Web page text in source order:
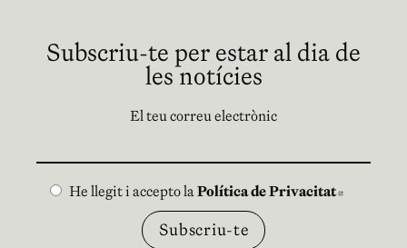
Subscriu-te per estar al dia de
les notícies
El teu correu electrònic
He llegit i accepto laPolítica de Privacitat Abre en